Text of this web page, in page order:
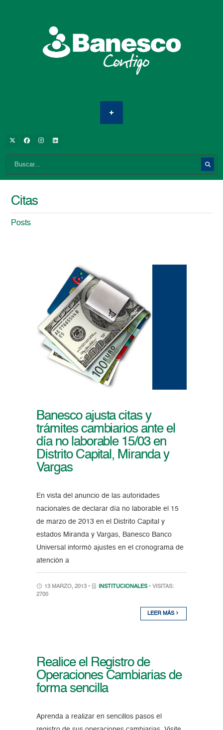
Citas
Posts
Banesco ajusta citas y
trámites cambiarios ante el
día no laborable 15/03 en
Distrito Capital, Miranda y
Vargas
En vista del anuncio de las autoridades
nacionales de declarar día no laborable el 15
de marzo de 2013 en el Distrito Capital y
estados Miranda y Vargas, Banesco Banco
Universal informó ajustes en el cronograma de
atención a
13 MARZO, 2013 • INSTITUCIONALES • VISITAS:
2700
LEER MÁS
Realice el Registro de
Operaciones Cambiarias de
forma sencilla
Aprenda a realizar en sencillos pasos el